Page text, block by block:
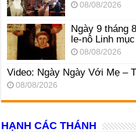
08/08/2026
Ngày 9 tháng
le-nô Linh
08/08/2026
Video: Ngày Ngày Với Mẹ –
08/08/2026
HẠNH CÁC THÁNH